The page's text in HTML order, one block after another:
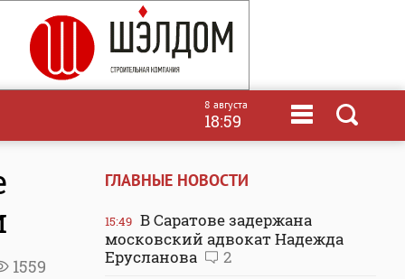
8 августа
18:59
1559
ГЛАВНЫЕ НОВОСТИ
15:49 В Саратове задержана
московский адвокат Надежда
Ерусланова
2